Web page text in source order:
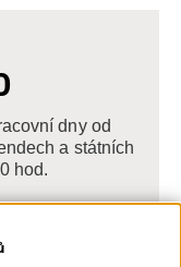
dny od
a státních
hod.